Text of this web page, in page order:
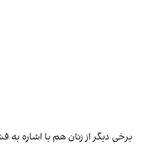
برخی دیگر از زنان هم با اشاره به